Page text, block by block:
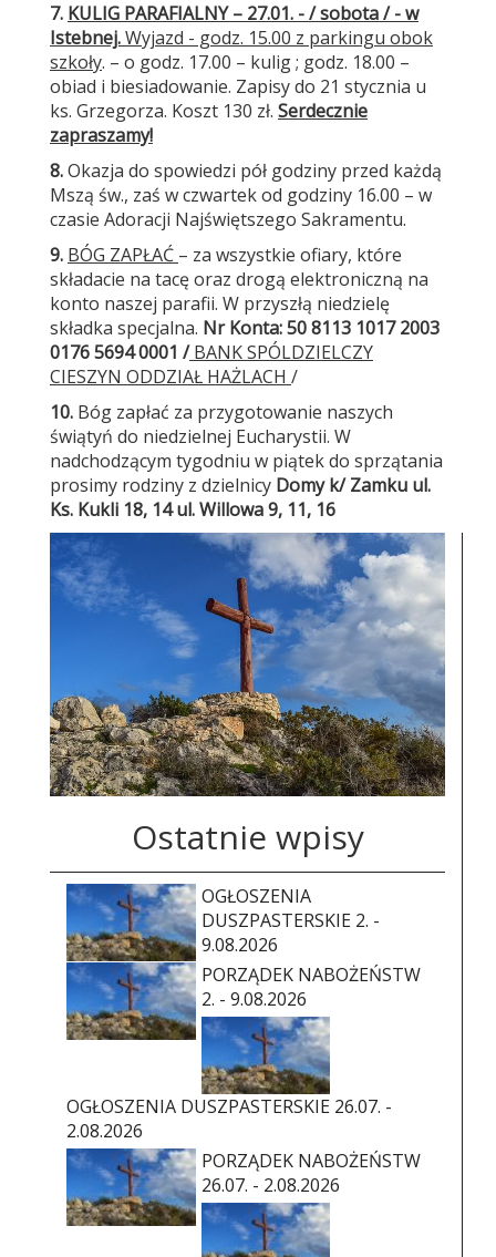
7. KULIG PARAFIALNY – 27.01. - / sobota / - w
Istebnej.Wyjazd - godz. 15.00 z parkingu obok
szkoły. – o godz. 17.00 – kulig ; godz. 18.00 –
obiad i biesiadowanie. Zapisy do 21 stycznia u
ks. Grzegorza. Koszt 130 zł. Serdecznie
zapraszamy!
8.Okazja do spowiedzi pół godziny przed każdą
Mszą św., zaś w czwartek od godziny 16.00 – w
czasie Adoracji Najświętszego Sakramentu.
9. BÓG ZAPŁAĆ – za wszystkie ofiary, które
składacie na tacę oraz drogą elektroniczną na
konto naszej parafii. W przyszłą niedzielę
składka specjalna. Nr Konta: 50 8113 1017 2003
0176 5694 0001 /BANK SPÓLDZIELCZY
CIESZYN ODDZIAŁ HAŻLACH /
10. Bóg zapłać za przygotowanie naszych
świątyń do niedzielnej Eucharystii. W
nadchodzącym tygodniu w piątek do sprzątania
prosimy rodziny z dzielnicy Domy k/ Zamku ul.
Ks. Kukli 18, 14ul. Willowa 9, 11, 16
Ostatnie wpisy
OGŁOSZENIA
DUSZPASTERSKIE 2. -
9.08.2026
PORZĄDEK NABOŻEŃSTW
2. - 9.08.2026
OGŁOSZENIA DUSZPASTERSKIE 26.07. -
2.08.2026
PORZĄDEK NABOŻEŃSTW
26.07. - 2.08.2026